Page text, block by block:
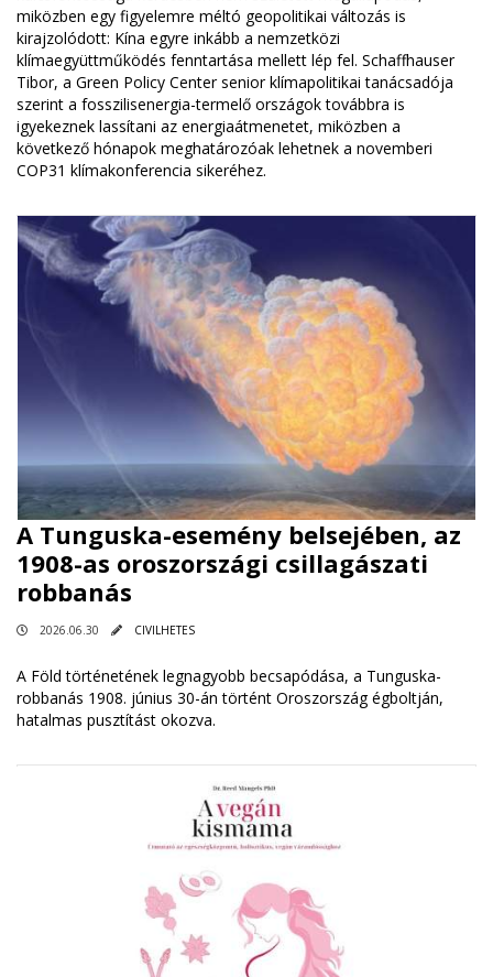
miközben egy figyelemre méltó geopolitikai változás is
kirajzolódott: Kína egyre inkább a nemzetközi
klímaegyüttműködés fenntartása mellett lép fel. Schaffhauser
Tibor, a Green Policy Center senior klímapolitikai tanácsadója
szerint a fosszilisenergia-termelő országok továbbra is
igyekeznek lassítani az energiaátmenetet, miközben a
következő hónapok meghatározóak lehetnek a novemberi
COP31 klímakonferencia sikeréhez.
A Tunguska-esemény belsejében, az
1908-as oroszországi csillagászati ​​
robbanás
2026.06.30 CIVILHETES
A Föld történetének legnagyobb becsapódása, a Tunguska-
robbanás 1908. június 30-án történt Oroszország égboltján,
hatalmas pusztítást okozva.